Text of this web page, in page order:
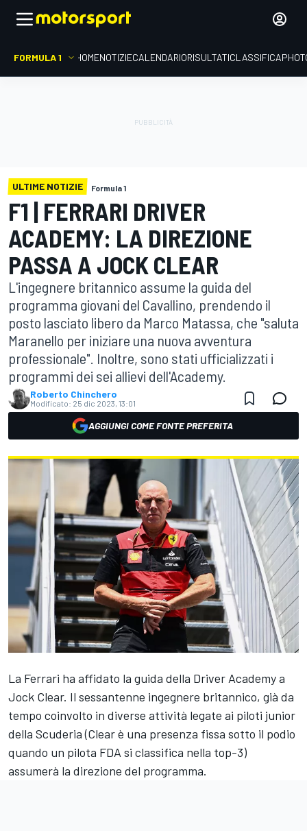
FORMULA 1 HOMENOTIZIECALENDARIORISULTATICLASSIFICA
ULTIME NOTIZIE Formula 1
F1 | FERRARI DRIVER
ACADEMY: LA DIREZIONE
PASSA A JOCK CLEAR
L'ingegnere britannico assume la guida del
programma giovani del Cavallino, prendendo il
posto lasciato libero da Marco Matassa, che "saluta
Maranello per iniziare una nuova avventura
professionale". Inoltre, sono stati ufficializzati i
programmi dei sei allievi dell'Academy.
Roberto Chinchero
Modificato: 25 dic 2023, 13:01
AGGIUNGI COME FONTE PREFERITA
La Ferrari ha affidato la guida della Driver Academy a
Jock Clear. Il sessantenne ingegnere britannico, già da
tempo coinvolto in diverse attività legate ai piloti junior
della Scuderia (Clear è una presenza fissa sotto il podio
quando un pilota FDA si classifica nella top-3)
assumerà la direzione del programma.